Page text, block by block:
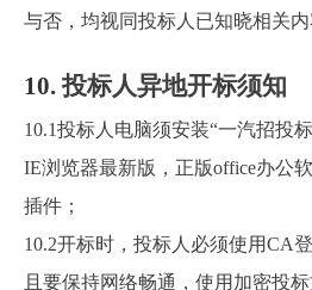
与否，均视同投标人已知晓相关内
10.投标人异地开标须知
10.1投标人电脑须安装“一汽招投
IE浏览器最新版，正版office办公软
插件；
10.2开标时，投标人必须使用CA
且要保持网络畅通，使用加密投